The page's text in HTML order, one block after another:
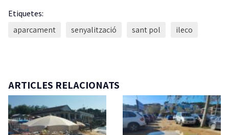
Etiquetes:
aparcament
senyalització sant pol ileco
ARTICLES RELACIONATS